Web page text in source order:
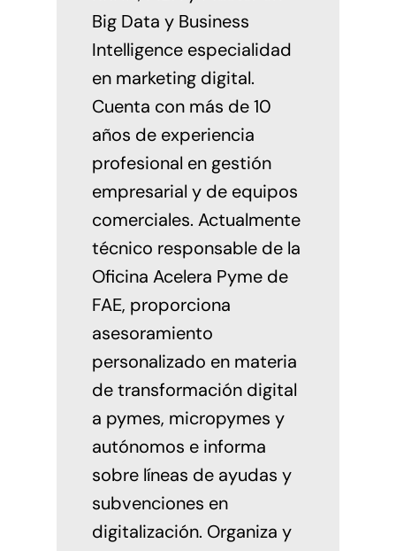
Big Data y Business
Intelligence especialidad
en marketing digital.
Cuenta con más de 10
años de experiencia
profesional en gestión
empresarial y de equipos
comerciales. Actualmente
técnico responsable de la
Oficina Acelera Pyme de
FAE, proporciona
asesoramiento
personalizado en materia
de transformación digital
a pymes, micropymes y
autónomos e informa
sobre líneas de ayudas y
subvenciones en
digitalización. Organiza y